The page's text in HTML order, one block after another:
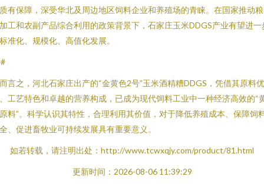
有保障，深受华北及周边地区饲料企业和养殖场的青睐。在国家推动
工和农副产品综合利用的政策背景下，石家庄玉米DDGS产业有望进一
准化、规模化、高值化发展。
言之，河北石家庄出产的“金黄色2号”玉米酒精糟DDGS，凭借其原料优
工艺特色和卓越的营养构成，已成为现代饲料工业中一种经济高效的“
料”。科学认识其特性，合理利用其价值，对于降低养殖成本、保障饲
、促进畜牧业可持续发展具有重要意义。
如若转载，请注明出处：http://www.tcwxqjy.com/product/81.html
更新时间：2026-08-06 11:39:29